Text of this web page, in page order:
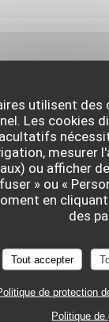
utilisent
Les cookies
mesurer
ou afficher
» ou «
en
des
Tout accepter
de protection
Politique de
« Le Braque »
serveuse, dont
plus
une belle
généreuses.
restant léger.
et reviendrons